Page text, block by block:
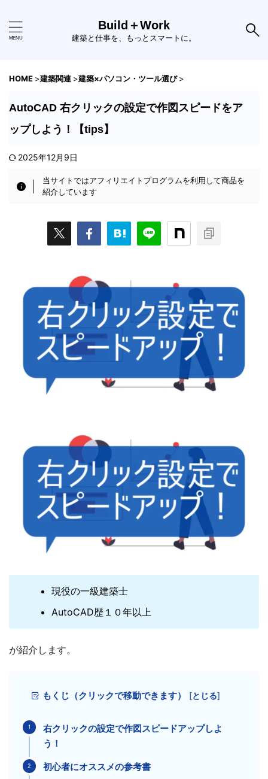
Build＋Work
建築と仕事を、もっとスマートに。
HOME >建築関連 >建築×パソコン・ツール選び >
AutoCAD 右クリックの設定で作図スピードをア
ップしよう！【tips】
2025年12月9日
当サイトではアフィリエイトプログラムを利用して商品を
紹介しています
現役の一級建築士
AutoCAD歴１０年以上
が紹介します。
もくじ（クリックで移動できます） [とじる]
右クリックの設定で作図スピードアップしよ
う！
初心者にオススメの参考書